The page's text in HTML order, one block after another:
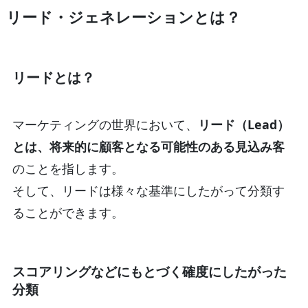
リード・ジェネレーションとは？
リードとは？
マーケティングの世界において、
リード（Lead）
とは、将来的に顧客となる可能性のある見込み客
のことを指します。
そして、リードは様々な基準にしたがって分類す
ることができます。
スコアリングなどにもとづく確度にしたがった
分類